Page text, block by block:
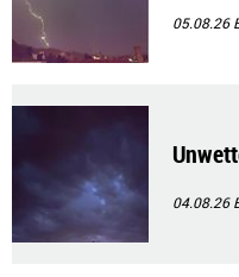
05.08.26
04.08.26